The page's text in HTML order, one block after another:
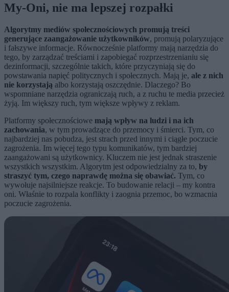
My-Oni, nie ma lepszej rozpałki
Algorytmy mediów społecznościowych promują treści
generujące zaangażowanie użytkowników, promują polaryzujące
i fałszywe informacje. Równocześnie platformy mają narzędzia do
tego, by zarządzać treściami i zapobiegać rozprzestrzenianiu się
dezinformacji, szczególnie takich, które przyczyniają się do
powstawania napięć politycznych i społecznych. Mają je, ale z nich
nie korzystają albo korzystają oszczędnie. Dlaczego? Bo
wspomniane narzędzia ograniczają ruch, a z ruchu te media przecież
żyją. Im większy ruch, tym większe wpływy z reklam.
Platformy społecznościowe mają wpływ na ludzi i na ich
zachowania, w tym prowadzące do przemocy i śmierci. Tym, co
najbardziej nas pobudza, jest strach przed innymi i ciągłe poczucie
zagrożenia. Im więcej tego typu komunikatów, tym bardziej
zaangażowani są użytkownicy. Kluczem nie jest jednak straszenie
wszystkich wszystkim. Algorytm jest odpowiedzialny za to, by
straszyć tym, czego naprawdę można się obawiać. Tym, co
wywołuje najsilniejsze reakcje. To budowanie relacji – my kontra
oni. Właśnie to rozpala konflikty i zaognia przemoc, bo wzmacnia
poczucie zagrożenia.